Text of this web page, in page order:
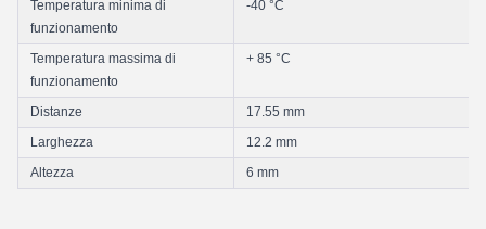
Temperatura minima di
funzionamento
-40 °C
Temperatura massima di
funzionamento
+ 85 °C
Distanze
17.55 mm
Larghezza
12.2 mm
Altezza
6 mm